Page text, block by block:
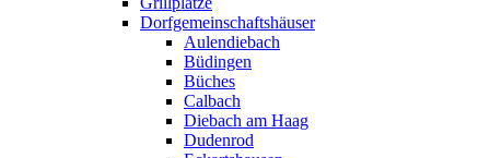
Dorfgemeinschaftshäuser
Aulendiebach
Büdingen
Büches
Calbach
Diebach am Haag
Dudenrod